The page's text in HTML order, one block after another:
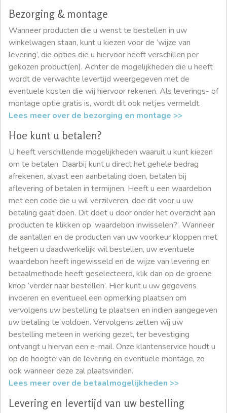
Bezorging & montage
Wanneer producten die u wenst te bestellen in uw
winkelwagen staan, kunt u kiezen voor de ‘wijze van
levering’, die opties die u hiervoor heeft verschillen per
gekozen product(en). Achter de mogelijkheden die u heeft
wordt de verwachte levertijd weergegeven met de
eventuele kosten die wij hiervoor rekenen. Als leverings- of
montage optie gratis is, wordt dit ook netjes vermeldt.
Lees meer over de bezorging en montage >>
Hoe kunt u betalen?
U heeft verschillende mogelijkheden waaruit u kunt kiezen
om te betalen. Daarbij kunt u direct het gehele bedrag
afrekenen, alvast een aanbetaling doen, betalen bij
aflevering of betalen in termijnen. Heeft u een waardebon
met een code die u wil verzilveren, doe dit voor u uw
betaling gaat doen. Dit doet u door onder het overzicht aan
producten te klikken op ‘waardebon inwisselen?’. Wanneer
de aantallen en de producten van uw voorkeur kloppen met
hetgeen u daadwerkelijk wil bestellen, uw eventuele
waardebon heeft ingewisseld en de wijze van levering en
betaalmethode heeft geselecteerd, klik dan op de groene
knop ‘verder naar bestellen’. Hier kunt u uw gegevens
invoeren en eventueel een opmerking plaatsen om
vervolgens uw bestelling te plaatsen en indien aangegeven
uw betaling te voldoen. Vervolgens zetten wij uw
bestelling meteen in werking gezet, ter bevestiging
ontvangt u hiervan een e-mail. Onze klantenservice houdt u
op de hoogte van de levering en eventuele montage, zo
ook wanneer deze zal plaatsvinden.
Lees meer over de betaalmogelijkheden >>
Levering en levertijd van uw bestelling